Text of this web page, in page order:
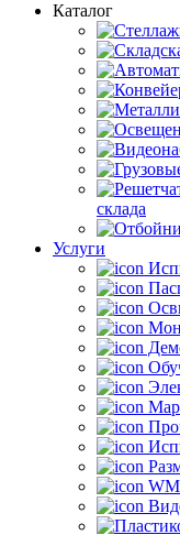
Каталог
склада
Услуги